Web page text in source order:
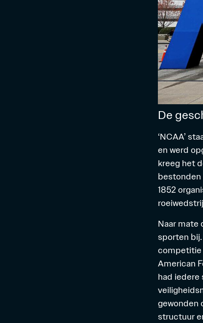
De
‘NCAA’
en werd
kreeg het
bestonden
1852
Naar mate
sporten
competitie
American
had iedere
gewonden
structuur